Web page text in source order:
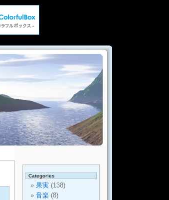
Categories
果実 (138)
音楽 (8)